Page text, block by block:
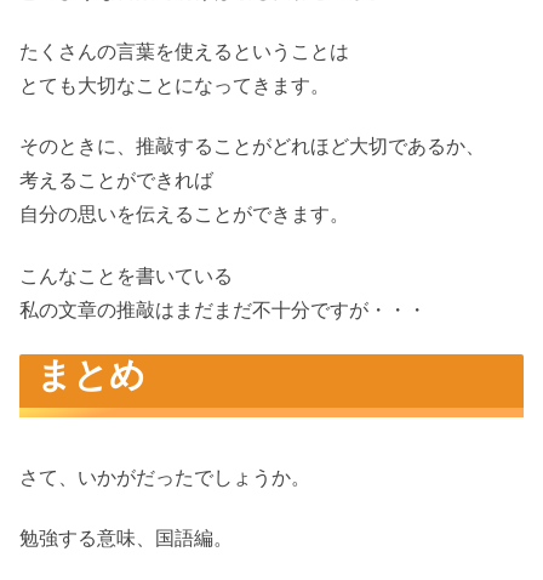
たくさんの言葉を使えるということは
とても大切なことになってきます。
そのときに、推敲することがどれほど大切であるか、
考えることができれば
自分の思いを伝えることができます。
こんなことを書いている
私の文章の推敲はまだまだ不十分ですが・・・
まとめ
さて、いかがだったでしょうか。
勉強する意味、国語編。